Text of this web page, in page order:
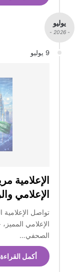
يوليو
- 2026 -
9 يوليو
الإعلامية
الإعلامي
تواصل الإعلامية
الإعلامي
الصحفي…
أكمل